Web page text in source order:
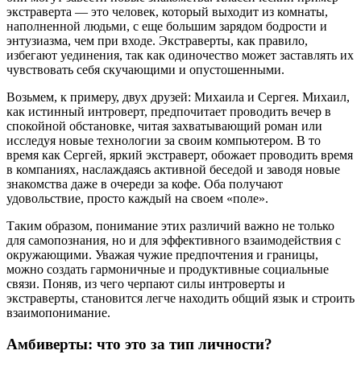
экстраверта — это человек, который выходит из комнаты,
наполненной людьми, с еще большим зарядом бодрости и
энтузиазма, чем при входе. Экстраверты, как правило,
избегают уединения, так как одиночество может заставлять их
чувствовать себя скучающими и опустошенными.
Возьмем, к примеру, двух друзей: Михаила и Сергея. Михаил,
как истинный интроверт, предпочитает проводить вечер в
спокойной обстановке, читая захватывающий роман или
исследуя новые технологии за своим компьютером. В то
время как Сергей, яркий экстраверт, обожает проводить время
в компаниях, наслаждаясь активной беседой и заводя новые
знакомства даже в очереди за кофе. Оба получают
удовольствие, просто каждый на своем «поле».
Таким образом, понимание этих различий важно не только
для самопознания, но и для эффективного взаимодействия с
окружающими. Уважая чужие предпочтения и границы,
можно создать гармоничные и продуктивные социальные
связи. Поняв, из чего черпают силы интроверты и
экстраверты, становится легче находить общий язык и строить
взаимопонимание.
Амбиверты: что это за тип личности?